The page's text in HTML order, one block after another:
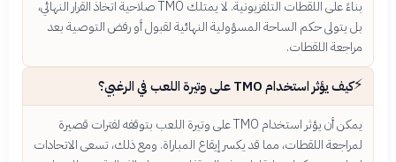
بناءً على اللقطات التلفزيونية. لا يمتلك TMO صلاحية اتخاذ القرار النهائي،
بل يتولى حكم الساحة المسؤولية النهائية لقبول أو رفض التوصية بعد
مراجعة اللقطات.
⚡كيف يؤثر استخدام TMO على وتيرة اللعب في الرغبي؟
يمكن أن يؤثر استخدام TMO على وتيرة اللعب بتوقفه لفترات قصيرة
لمراجعة اللقطات، مما قد يكسر إيقاع المباراة. ومع ذلك، تسعى الاتحادات